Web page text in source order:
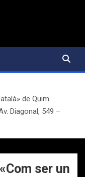
de Quim
Diagonal, 549 –
ser un